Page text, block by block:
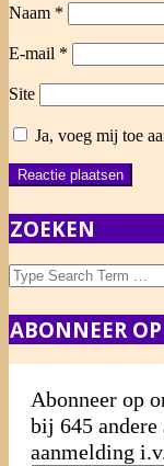
Naam *
E-mail *
Site
Ja, voeg mij toe
ZOEKEN
Search
ABONNEER
Abonneer op
bij 645 andere
aanmelding